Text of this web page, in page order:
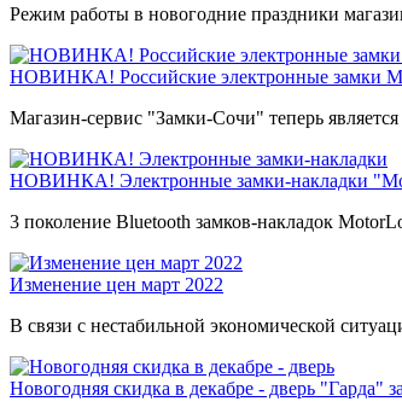
Режим работы в новогодние праздники
НОВИНКА! Российские электронные замки
Магазин-сервис "Замки-Сочи" теперь
НОВИНКА! Электронные замки-накладки
3 поколение Bluetooth замков-накладок
Изменение цен март 2022
В связи с нестабильной экономической
Новогодняя скидка в декабре - дверь "Гарда"